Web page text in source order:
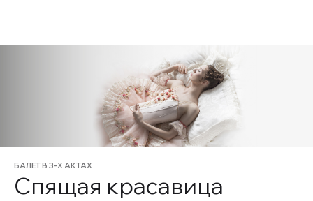
БАЛЕТ В 3-Х АКТАХ
Спящая красавица